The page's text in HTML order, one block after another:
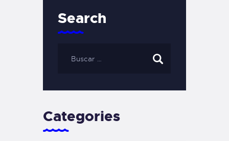
Search
Categories